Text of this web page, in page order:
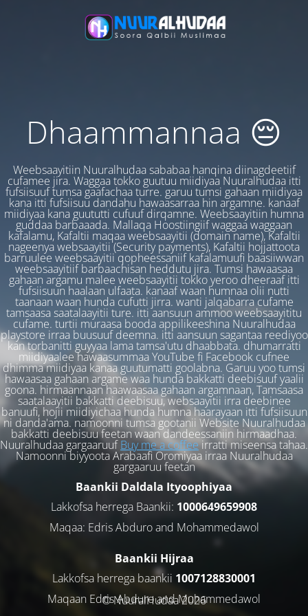
Dhaammannaa 😔
Weebsaayitiin Nuuralhudaa sababaa hanqina diinagdeetiif
cufamee jira. Waggaa tokko guutuu miidiyaa Nuuralhudaa itti
fufsiisuuf tumsa gaafachaa turre. garuu tumsi gahaan miidiyaa
kana itti fufsiisuu dandahu hawaasarraa hin argamne. kanaaf
miidiyaa kana guututti cufuuf dirqamne. Weebsaayitiin humna
guddaa barbaaada. Mallaqa Hoostiingiif waggaa waggaan
kafalamu, Kafaltii maqaa weebsaayitii (domain name), Kafaltii
nageenya websaayitii (Security payments), Kafaltii hojjattoota
barruulee weebsaayitii qopheessaniif kafalamuufi baasiiwwan
weebsaayitiif barbaachisan heddutu jira. Tumsi hawaasaa
gahaan argamu malee weebsaayitii tokko yeroo dheeraaf itti
fufsiisuun haalaan ulfaata. kanaaf waan humnaa olii nutti
taanaan waan hunda cufutti jirra. wanti jalqabarra cufame
tamsaasa saatalaayitii ture. itti aansuun ammoo weebsaayititu
cufame. turtii muraasa booda appilikeeshina Nuuralhudaa
playstore irraa buusuuf deemna. itti aansuun sagantaa reediyoo
kan torbanitti guyyaa lama tamsa'utu dhaabbata. dhumarratti
miidiyaalee hawaasummaa YouTube fi Facebook cufnee
dhimma miidiyaa kanaa guutumatti goolabna. Garuu yoo tumsi
hawaasaa gahaan argame waa hunda bakkatti deebisuuf yaalii
goona. hirmaannaan haawaasaa gahaan argamnaan, Tamsaasa
saatalaayitii bakkatti deebisuu, websaayitii irra deebinee
banuufi, hojii miidiyichaa hunda humna haarayaan itti fufsiisuun
ni danda'ama. namoonni tumsa gootanii Website Nuuralhudaa
bakkatti deebisuu feetan waan dandeessaniin hirmaadhaa.
Nuuralhudaa gargaaruufBuy me a coffeeirratti miseensa tahaa.
Namoonni biyyoota Arabaafi Oromiyaa irraa Nuuralhudaa
gargaaruu feetan
Baankii Daldala Ityoophiyaa
Lakkofsa herrega Baankii: 1000649659908
Maqaa: Edris Abduro and Mohammedawol
Baankii Hijraa
Lakkofsa herrega baankii 1007128830001
Maqaan Edris Abduro and Muhammedawol
© NuuralHudaa 2026